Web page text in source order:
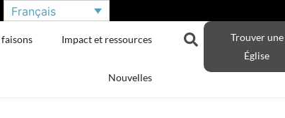
Français
Impact et ressources
Nouvelles
Trouver une
Église